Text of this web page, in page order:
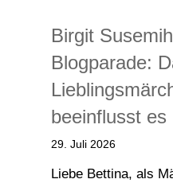
Birgit
Blogparade:
beeinflusst
29. Juli 2026
Liebe Bettina, als